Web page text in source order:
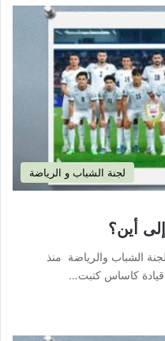
لجنة الشباب و الرياضة
أين؟
الشباب والرياضة منذ
قيادة كاساس كتبت…